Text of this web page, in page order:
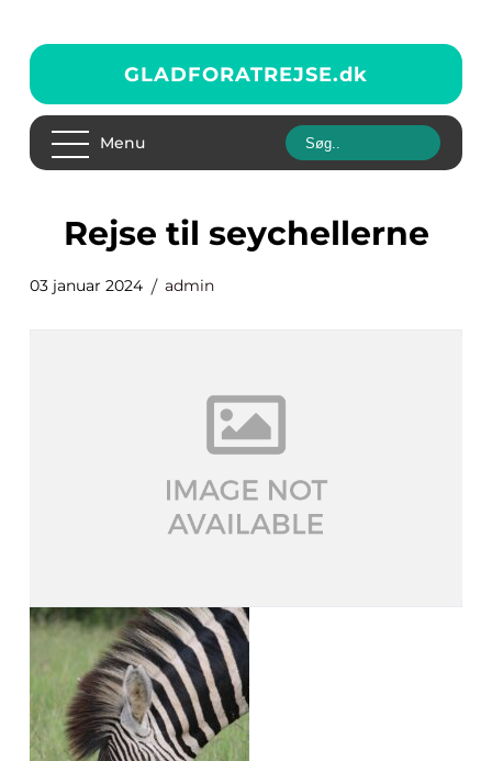
GLADFORATREJSE.dk
Menu
rejse til seychellerne
03 januar 2024 admin